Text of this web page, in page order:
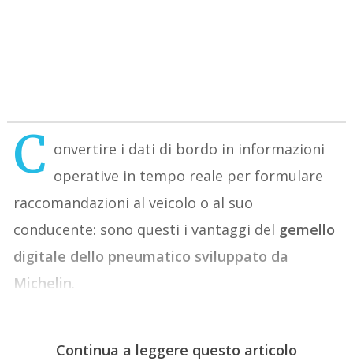
C onvertire i dati di bordo in informazioni
operative in tempo reale per formulare
raccomandazioni al veicolo o al suo
conducente: sono questi i vantaggi del gemello
digitale dello pneumatico sviluppato da
Michelin.
Continua a leggere questo articolo